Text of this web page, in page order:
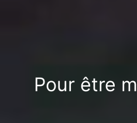
Pour être